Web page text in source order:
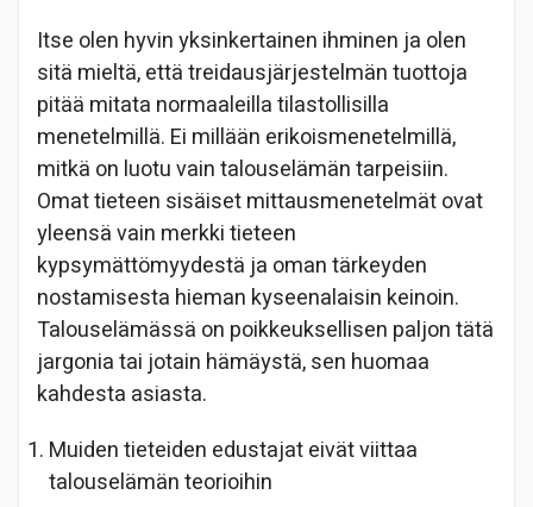
Itse olen hyvin yksinkertainen ihminen ja olen
sitä mieltä, että treidausjärjestelmän tuottoja
pitää mitata normaaleilla tilastollisilla
menetelmillä. Ei millään erikoismenetelmillä,
mitkä on luotu vain talouselämän tarpeisiin.
Omat tieteen sisäiset mittausmenetelmät ovat
yleensä vain merkki tieteen
kypsymättömyydestä ja oman tärkeyden
nostamisesta hieman kyseenalaisin keinoin.
Talouselämässä on poikkeuksellisen paljon tätä
jargonia tai jotain hämäystä, sen huomaa
kahdesta asiasta.
Muiden tieteiden edustajat eivät viittaa
talouselämän teorioihin